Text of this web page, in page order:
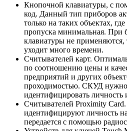
Кнопочной клавиатуры, с
код. Данный тип приборов
только на таких объектах,
пропуска минимальная. При
клавиатуры не применяются,
уходит много времени.
Считывателей карт.
по соотношению цены и
предприятий и других
проходимостью. СКУД
идентифицировать личность
Считывателей Proximity Card.
идентифицируют личность
передается с помощью